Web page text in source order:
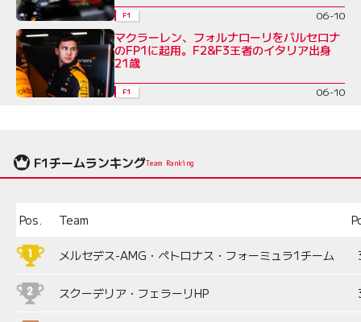
F1 06-10
マクラーレン、フォルナローリをバルセロナ
のFP1に起用。F2&F3王者のイタリア出身
21歳
F1 06-10
F1チームランキングTeam Ranking
Pos. Team
メルセデス-AMG・ペトロナス・フォーミュラ1チーム
スクーデリア・フェラーリHP